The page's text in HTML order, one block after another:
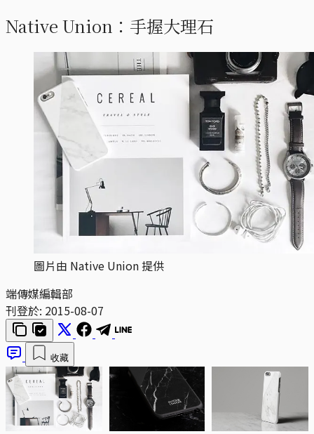
Native Union：手握大理石
圖片由 Native Union 提供
端傳媒編輯部
刊登於: 2015-08-07
收藏